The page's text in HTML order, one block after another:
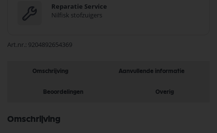
Reparatie Service
Nilfisk stofzuigers
Art.nr. 9204892654369
Omschrijving Aanvullende informatie
Beoordelingen Overig
Omschrijving